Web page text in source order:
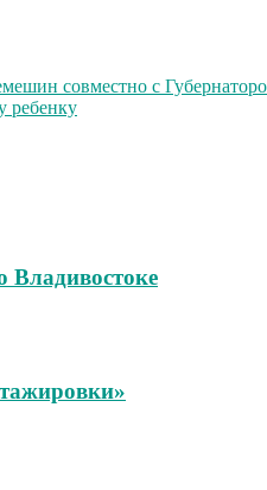
совместно с
ребенку
Владивостоке